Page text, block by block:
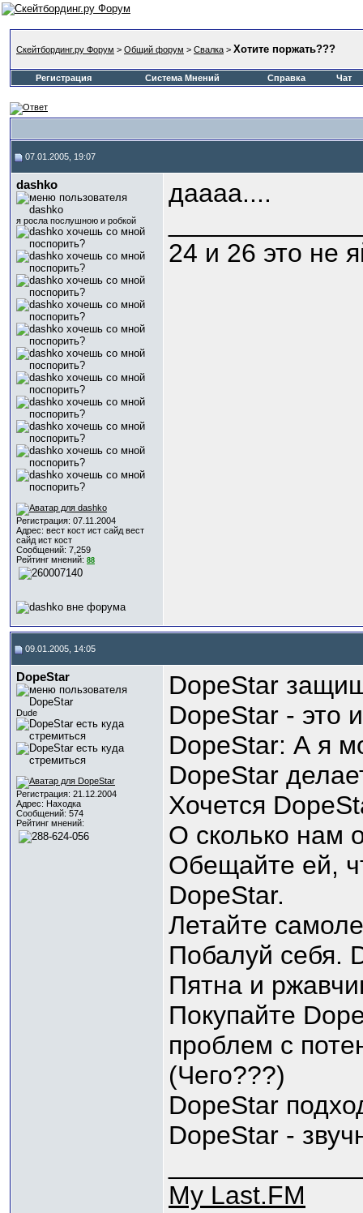
Скейтбординг.ру Форум > Общий форум > Свалка > Хотите поржать???
Регистрация Система Мнений Справка Чат
07.01.2005, 19:07
dashko
я росла послушною и робкой
Регистрация: 07.11.2004
Адрес: вест кост ист сайд вест
сайд ист кост
Сообщений: 7,259
Рейтинг мнений: 88
даааа....
24 и 26 это не
09.01.2005, 14:05
DopeStar
Dude
Регистрация: 21.12.2004
Адрес: Находка
Сообщений: 574
Рейтинг мнений:
DopeStar
DopeStar - это
DopeStar: А я
DopeStar
Хочется
О сколько нам
Обещайте ей,
DopeStar.
Летайте
Побалуй себя.
Пятна и
Покупайте
проблем с
(Чего???)
DopeStar
DopeStar -
My Last.FM